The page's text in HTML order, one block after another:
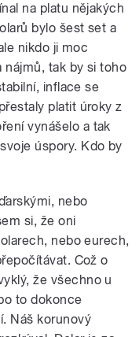
na platu nějakých
bylo šest set a
nikdo ji moc
nájmů, tak by si toho
inflace se
platit úroky z
vynášelo a tak
úspory. Kdo by
nebo
si, že oni
nebo eurech,
Což o
že všechno u
to dokonce
Náš korunový